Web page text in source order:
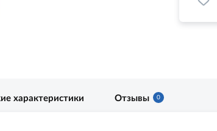
характеристики Отзывы 0